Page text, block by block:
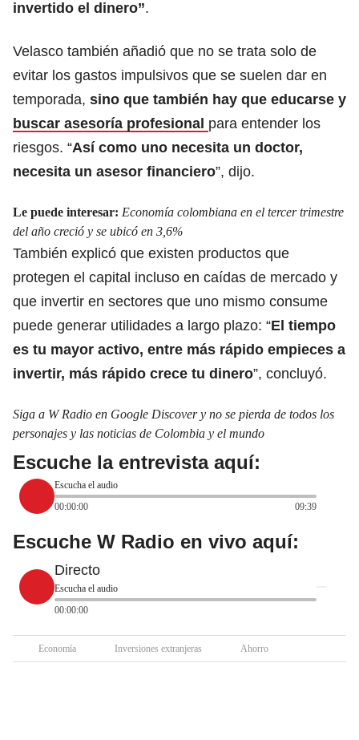
invertido el dinero”.
Velasco también añadió que no se trata solo de
evitar los gastos impulsivos que se suelen dar en
temporada, sino que también hay que educarse y
buscar asesoría profesional para entender los
riesgos. “Así como uno necesita un doctor,
necesita un asesor financiero”, dijo.
Le puede interesar: Economía colombiana en el tercer trimestre
del año creció y se ubicó en 3,6%
También explicó que existen productos que
protegen el capital incluso en caídas de mercado y
que invertir en sectores que uno mismo consume
puede generar utilidades a largo plazo: “El tiempo
es tu mayor activo, entre más rápido empieces a
invertir, más rápido crece tu dinero”, concluyó.
Siga a W Radio en Google Discover y no se pierda de todos los
personajes y las noticias de Colombia y el mundo
Escuche la entrevista aquí:
Escucha el audio
00:00:00
09:39
Escuche W Radio en vivo aquí:
Directo
Escucha el audio
00:00:00
Economía Inversiones extranjeras Ahorro